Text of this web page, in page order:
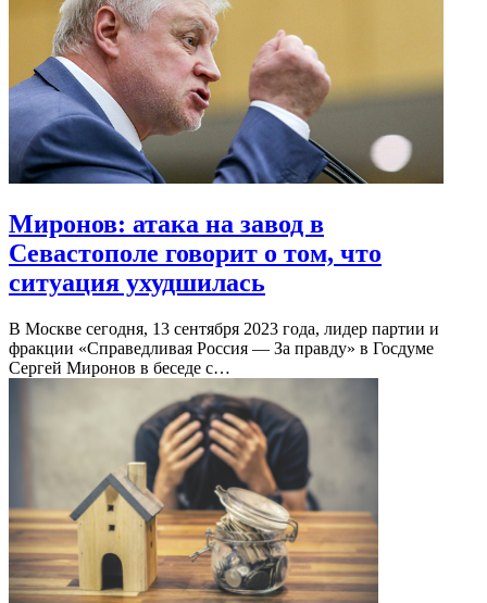
Миронов: атака на завод в
Севастополе говорит о том, что
ситуация ухудшилась
В Москве сегодня, 13 сентября 2023 года, лидер партии и
фракции «Справедливая Россия — За правду» в Госдуме
Сергей Миронов в беседе с…